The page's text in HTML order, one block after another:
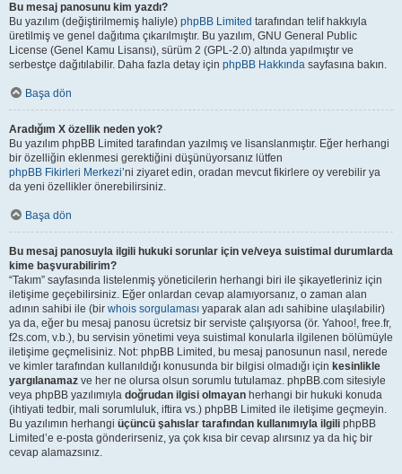
Bu mesaj panosunu kim yazdı?
Bu yazılım (değiştirilmemiş haliyle) phpBB Limited tarafından telif hakkıyla
üretilmiş ve genel dağıtıma çıkarılmıştır. Bu yazılım, GNU General Public
License (Genel Kamu Lisansı), sürüm 2 (GPL-2.0) altında yapılmıştır ve
serbestçe dağıtılabilir. Daha fazla detay için phpBB Hakkında sayfasına bakın.
Başa dön
Aradığım X özellik neden yok?
Bu yazılım phpBB Limited tarafından yazılmış ve lisanslanmıştır. Eğer herhangi
bir özelliğin eklenmesi gerektiğini düşünüyorsanız lütfen
phpBB Fikirleri Merkezi’ni ziyaret edin, oradan mevcut fikirlere oy verebilir ya
da yeni özellikler önerebilirsiniz.
Başa dön
Bu mesaj panosuyla ilgili hukuki sorunlar için ve/veya suistimal durumlarda
kime başvurabilirim?
“Takım” sayfasında listelenmiş yöneticilerin herhangi biri ile şikayetleriniz için
iletişime geçebilirsiniz. Eğer onlardan cevap alamıyorsanız, o zaman alan
adının sahibi ile (bir whois sorgulaması yaparak alan adı sahibine ulaşılabilir)
ya da, eğer bu mesaj panosu ücretsiz bir serviste çalışıyorsa (ör. Yahoo!, free.fr,
f2s.com, v.b.), bu servisin yönetimi veya suistimal konularla ilgilenen bölümüyle
iletişime geçmelisiniz. Not: phpBB Limited, bu mesaj panosunun nasıl, nerede
ve kimler tarafından kullanıldığı konusunda bir bilgisi olmadığı için kesinlikle
yargılanamaz ve her ne olursa olsun sorumlu tutulamaz. phpBB.com sitesiyle
veya phpBB yazılımıyla doğrudan ilgisi olmayan herhangi bir hukuki konuda
(ihtiyati tedbir, mali sorumluluk, iftira vs.) phpBB Limited ile iletişime geçmeyin.
Bu yazılımın herhangi üçüncü şahıslar tarafından kullanımıyla ilgili phpBB
Limited’e e-posta gönderirseniz, ya çok kısa bir cevap alırsınız ya da hiç bir
cevap alamazsınız.